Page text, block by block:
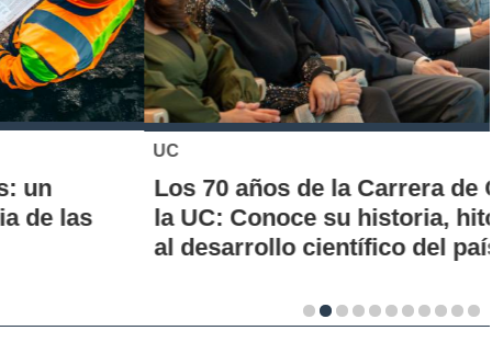
Los 70 años de la Carrera de Química de
la UC: Conoce su historia, hitos y aporte
al desarrollo científico del país